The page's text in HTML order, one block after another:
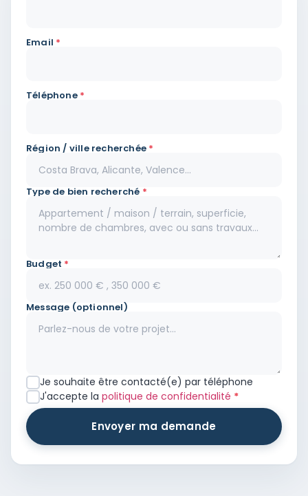
Email *
Téléphone *
Région / ville recherchée *
Type de bien recherché *
Budget *
Message (optionnel)
Je souhaite être contacté(e) par téléphone
J'accepte la politique de confidentialité *
Envoyer ma demande